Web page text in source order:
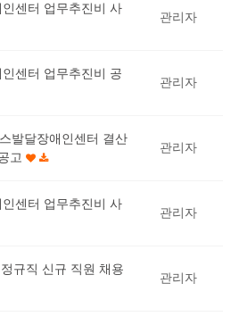
센터 업무추진비 사
관리자
센터 업무추진비 공
관리자
발달장애인센터 결산
고
관리자
센터 업무추진비 사
관리자
규직 신규 직원 채용
관리자